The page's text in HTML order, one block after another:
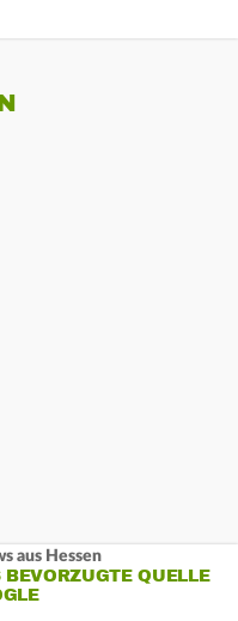
aus Hessen
BEVORZUGTE QUELLE